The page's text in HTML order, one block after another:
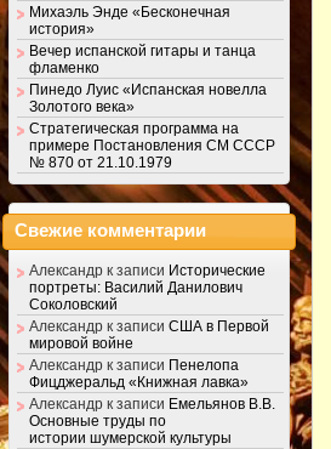
Михаэль Энде «Бесконечная
история»
Вечер испанской гитары и танца
фламенко
Пинедо Луис «Испанская новелла
Золотого века»
Стратегическая программа на
примере Постановления СМ СССР
№ 870 от 21.10.1979
Свежие комментарии
Александр к записи Исторические
портреты: Василий Данилович
Соколовский
Александр к записи США в Первой
мировой войне
Александр к записи Пенелопа
Фицджеральд «Книжная лавка»
Александр к записи Емельянов В.В.
Основные труды по
истории шумерской культуры